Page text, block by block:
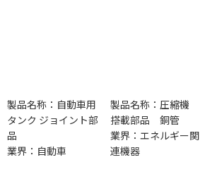
製品名称：自動車用
タンク ジョイント部
品
業界：自動車
製品名称：圧縮機
搭載部品 銅管
業界：エネルギー関
連機器